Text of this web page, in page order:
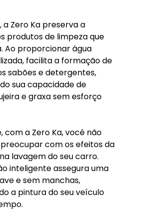
a Zero Ka preserva a
produtos de limpeza que
Ao proporcionar água
facilita a formação de
sabões e detergentes,
sua capacidade de
e graxa sem esforço
com a Zero Ka, você não
com os efeitos da
lavagem do seu carro.
inteligente assegura uma
e sem manchas,
a pintura do seu veículo